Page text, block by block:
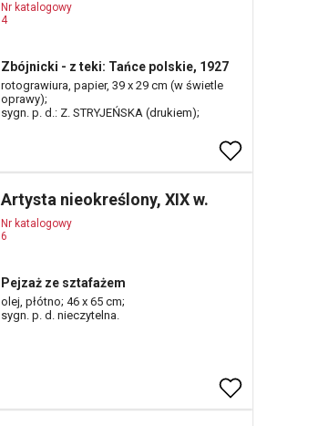
Nr katalogowy
4
Zbójnicki - z teki: Tańce polskie, 1927
rotograwiura, papier, 39 x 29 cm (w świetle
oprawy);
sygn. p. d.: Z. STRYJEŃSKA (drukiem);
Artysta nieokreślony, XIX w.
Nr katalogowy
6
Pejzaż ze sztafażem
olej, płótno; 46 x 65 cm;
sygn. p. d. nieczytelna.